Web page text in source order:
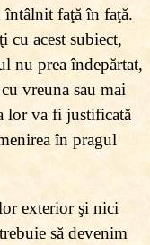
întâlnit faţă în faţă.
cu acest subiect,
nu prea îndepărtat,
vreuna sau mai
lor va fi justificată
în pragul
exterior şi nici
să devenim